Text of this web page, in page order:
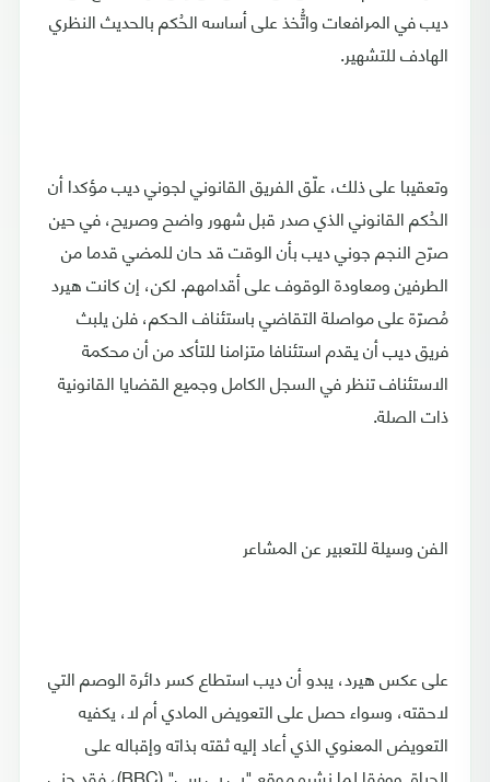
ديب في المرافعات واتُّخذ على أساسه الحُكم بالحديث النظري
الهادف للتشهير.
وتعقيبا على ذلك، علّق الفريق القانوني لجوني ديب مؤكدا أن
الحُكم القانوني الذي صدر قبل شهور واضح وصريح، في حين
صرّح النجم جوني ديب بأن الوقت قد حان للمضي قدما من
الطرفين ومعاودة الوقوف على أقدامهم. لكن، إن كانت هيرد
مُصرّة على مواصلة التقاضي باستئناف الحكم، فلن يلبث
فريق ديب أن يقدم استئنافا متزامنا للتأكد من أن محكمة
الاستئناف تنظر في السجل الكامل وجميع القضايا القانونية
ذات الصلة.
الفن وسيلة للتعبير عن المشاعر
على عكس هيرد، يبدو أن ديب استطاع كسر دائرة الوصم التي
لاحقته، وسواء حصل على التعويض المادي أم لا، يكفيه
التعويض المعنوي الذي أعاد إليه ثقته بذاته وإقباله على